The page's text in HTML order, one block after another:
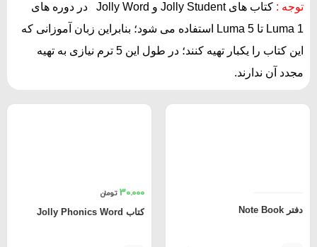
توجه :
کتاب های Jolly Student و Jolly Word در دوره های
Luma 1 تا Luma 5 استفاده می شود؛ بنابراین زبان آموزانی که
این کتاب را یکبار تهیه کنند؛ در طول این 5 ترم نیازی به تهیه
مجدد آن ندارند.
دفتر Note Book
30.000 تومان
کتاب Jolly Phonics Word